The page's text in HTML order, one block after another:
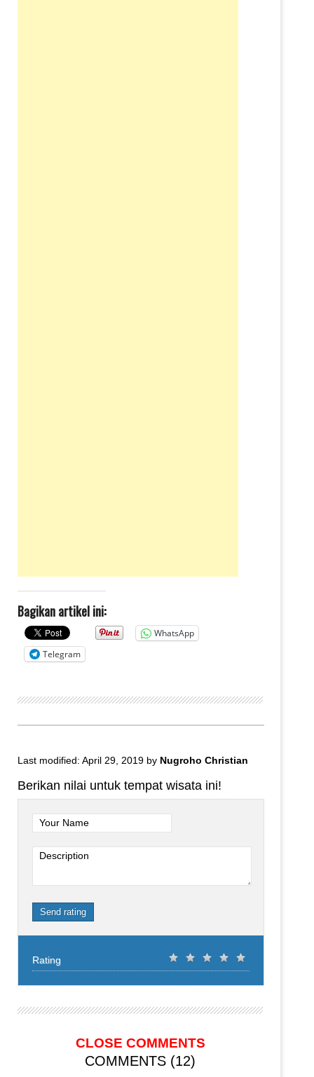
Bagikan artikel ini:
WhatsApp
Telegram
Last modified: April 29, 2019 by Nugroho Christian
Berikan nilai untuk tempat wisata ini!
Your Name
Description
Send rating
Rating
CLOSE COMMENTS
COMMENTS (12)